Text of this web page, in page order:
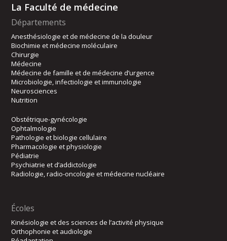
La Faculté de médecine
Départements
Anesthésiologie et de médecine de la douleur
Biochimie et médecine moléculaire
Chirurgie
Médecine
Médecine de famille et de médecine d’urgence
Microbiologie, infectiologie et immunologie
Neurosciences
Nutrition
Obstétrique-gynécologie
Ophtalmologie
Pathologie et biologie cellulaire
Pharmacologie et physiologie
Pédiatrie
Psychiatrie et d’addictologie
Radiologie, radio-oncologie et médecine nucléaire
Écoles
Kinésiologie et des sciences de l’activité physique
Orthophonie et audiologie